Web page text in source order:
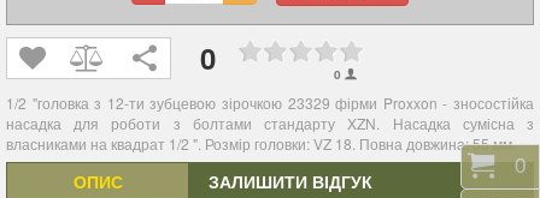
0 0
1/2 "головка з 12-ти зубцевою зірочкою 23329 фірми Proxxon - зносостійка
насадка для роботи з болтами стандарту XZN. Насадка сумісна з
власниками на квадрат 1/2 ". Розмір головки: VZ 18. Повна довжина: 55 мм.
ОПИС ЗАЛИШИТИ ВІДГУК
0